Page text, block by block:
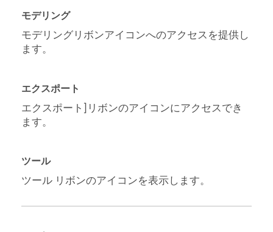
モデリング
モデリングリボンアイコンへのアクセスを提供し
ます。
エクスポート
エクスポート]リボンのアイコンにアクセスでき
ます。
ツール
ツール リボンのアイコンを表示します。